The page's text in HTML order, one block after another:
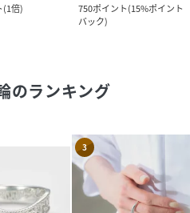
(1倍)
750ポイント(15%ポイント
バック)
のランキング
3